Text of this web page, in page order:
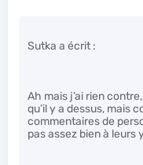
Sutka a écrit :
Ah mais j’ai rien
qu’il y a dessus, mais
commentaires de
pas assez bien à leurs